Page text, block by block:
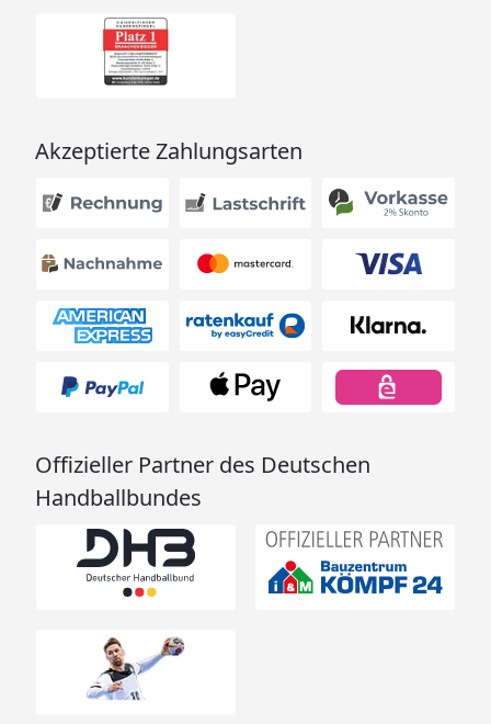
Akzeptierte Zahlungsarten
Offizieller Partner des Deutschen
Handballbundes